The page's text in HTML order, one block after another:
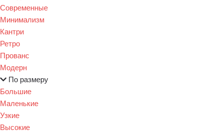
Современные
Минимализм
Кантри
Ретро
Прованс
Модерн
По размеру
Большие
Маленькие
Узкие
Высокие